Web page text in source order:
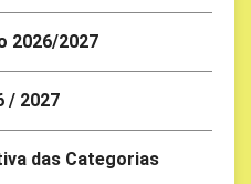
2026/2027
/ 2027
das Categorias